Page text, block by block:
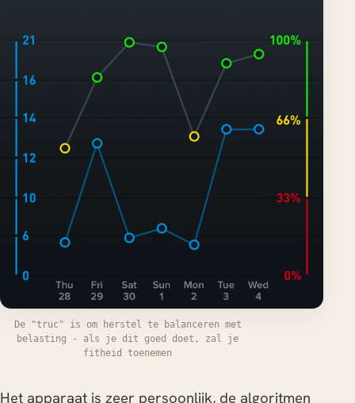
De "truc" is om herstel te balanceren met
belasting - als je dit goed doet, zal je
fitheid toenemen
Het apparaat is zeer persoonlijk, de algoritmen